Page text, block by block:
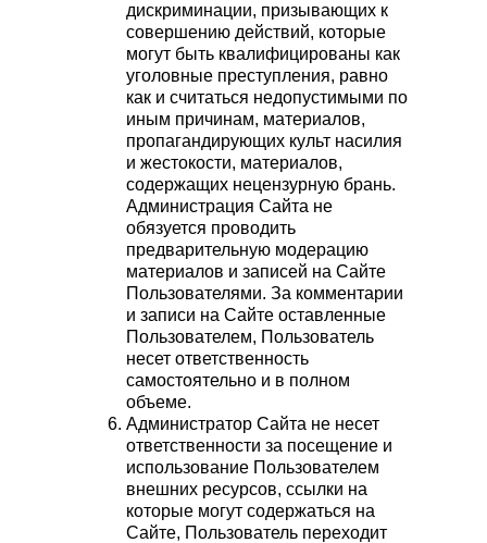
дискриминации, призывающих к
совершению действий, которые
могут быть квалифицированы как
уголовные преступления, равно
как и считаться недопустимыми по
иным причинам, материалов,
пропагандирующих культ насилия
и жестокости, материалов,
содержащих нецензурную брань.
Администрация Сайта не
обязуется проводить
предварительную модерацию
материалов и записей на Сайте
Пользователями. За комментарии
и записи на Сайте оставленные
Пользователем, Пользователь
несет ответственность
самостоятельно и в полном
объеме.
Администратор Сайта не несет
ответственности за посещение и
использование Пользователем
внешних ресурсов, ссылки на
которые могут содержаться на
Сайте, Пользователь переходит